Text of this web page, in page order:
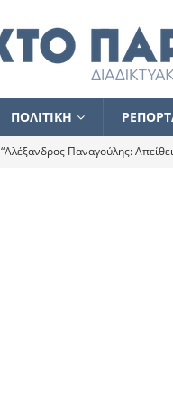
ΠΟΛΙΤΙΚΗ
“Αλέξανδρος Παναγούλης: